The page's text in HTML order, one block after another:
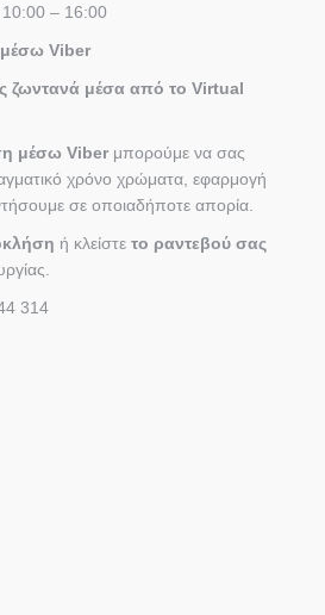
– 16:00
Viber
ζωντανά μέσα από το Virtual
μέσω Viber μπορούμε να σας
χρόνο χρώματα, εφαρμογή
σε οποιαδήποτε απορία.
ή κλείστε το ραντεβού σας
314